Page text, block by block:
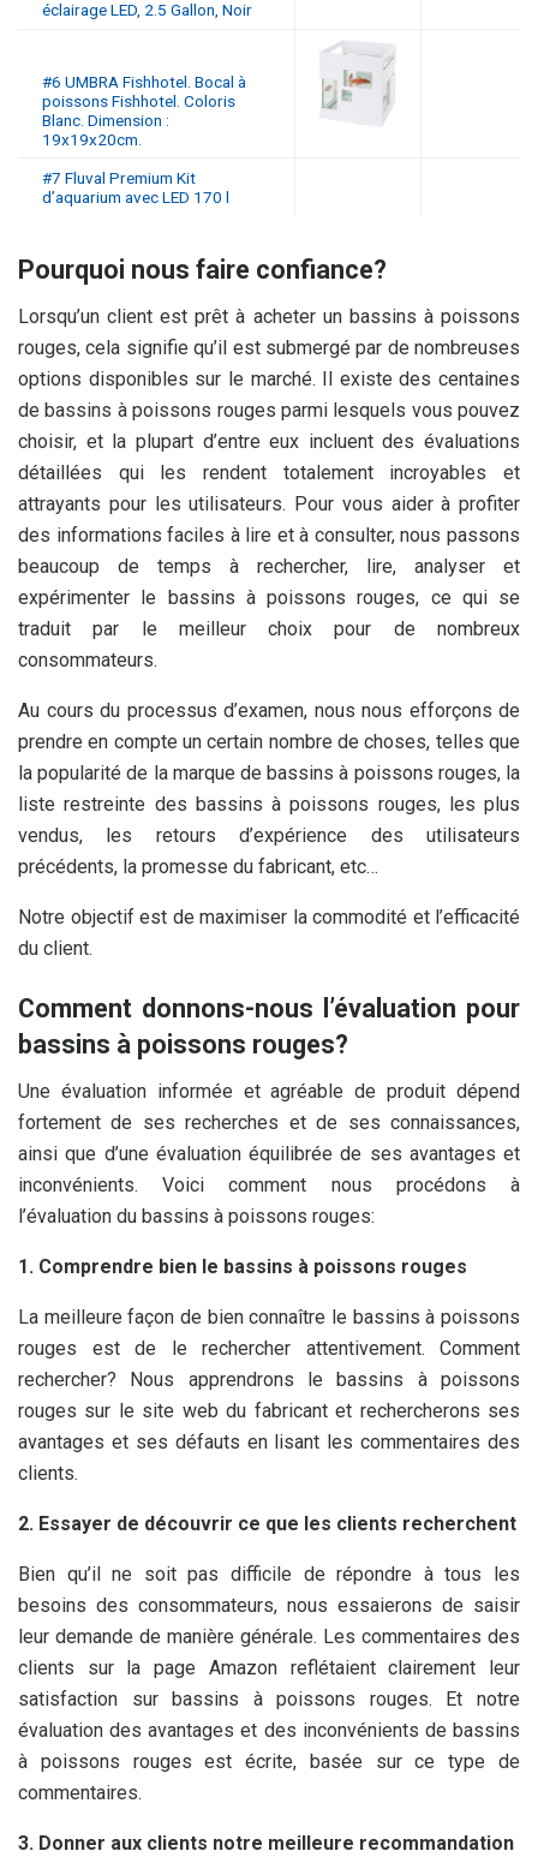
éclairage LED, 2.5 Gallon, Noir
#6 UMBRA Fishhotel. Bocal à
poissons Fishhotel. Coloris
Blanc. Dimension :
19x19x20cm.
#7 Fluval Premium Kit
d’aquarium avec LED 170 l
Pourquoi nous faire confiance?
Lorsqu’un client est prêt à acheter un bassins à poissons
rouges, cela signifie qu’il est submergé par de nombreuses
options disponibles sur le marché. Il existe des centaines
de bassins à poissons rouges parmi lesquels vous pouvez
choisir, et la plupart d’entre eux incluent des évaluations
détaillées qui les rendent totalement incroyables et
attrayants pour les utilisateurs. Pour vous aider à profiter
des informations faciles à lire et à consulter, nous passons
beaucoup de temps à rechercher, lire, analyser et
expérimenter le bassins à poissons rouges, ce qui se
traduit par le meilleur choix pour de nombreux
consommateurs.
Au cours du processus d’examen, nous nous efforçons de
prendre en compte un certain nombre de choses, telles que
la popularité de la marque de bassins à poissons rouges, la
liste restreinte des bassins à poissons rouges, les plus
vendus, les retours d’expérience des utilisateurs
précédents, la promesse du fabricant, etc…
Notre objectif est de maximiser la commodité et l’efficacité
du client.
Comment donnons-nous l’évaluation pour
bassins à poissons rouges?
Une évaluation informée et agréable de produit dépend
fortement de ses recherches et de ses connaissances,
ainsi que d’une évaluation équilibrée de ses avantages et
inconvénients. Voici comment nous procédons à
l’évaluation du bassins à poissons rouges:
1. Comprendre bien le bassins à poissons rouges
La meilleure façon de bien connaître le bassins à poissons
rouges est de le rechercher attentivement. Comment
rechercher? Nous apprendrons le bassins à poissons
rouges sur le site web du fabricant et rechercherons ses
avantages et ses défauts en lisant les commentaires des
clients.
2. Essayer de découvrir ce que les clients recherchent
Bien qu’il ne soit pas difficile de répondre à tous les
besoins des consommateurs, nous essaierons de saisir
leur demande de manière générale. Les commentaires des
clients sur la page Amazon reflétaient clairement leur
satisfaction sur bassins à poissons rouges. Et notre
évaluation des avantages et des inconvénients de bassins
à poissons rouges est écrite, basée sur ce type de
commentaires.
3. Donner aux clients notre meilleure recommandation